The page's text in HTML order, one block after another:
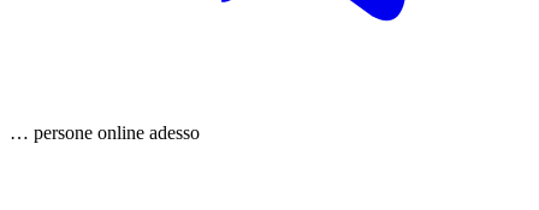
… persone online adesso